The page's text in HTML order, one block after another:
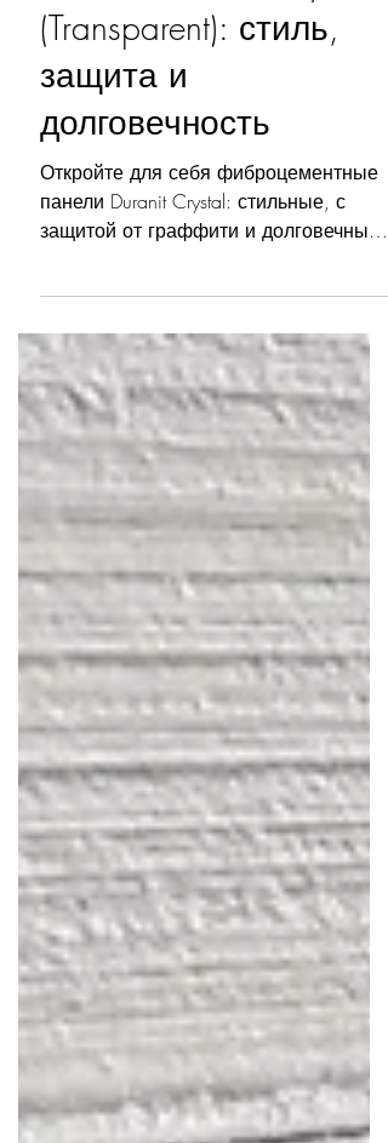
фиброцементные
панели Duranit Crystal
(Transparent): стиль,
защита и
долговечность
защитой от граффити и долговечные.
Идеальны для фасадов и
интерьеров.